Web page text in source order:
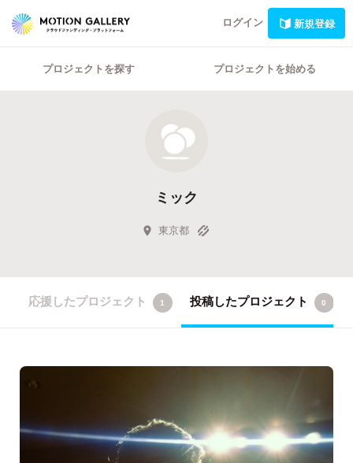
ログイン 新規登録
プロジェクトを探す プロジェクトを始める
ミック
東京都
応援したプロジェクト 1 投稿したプロジェクト 0